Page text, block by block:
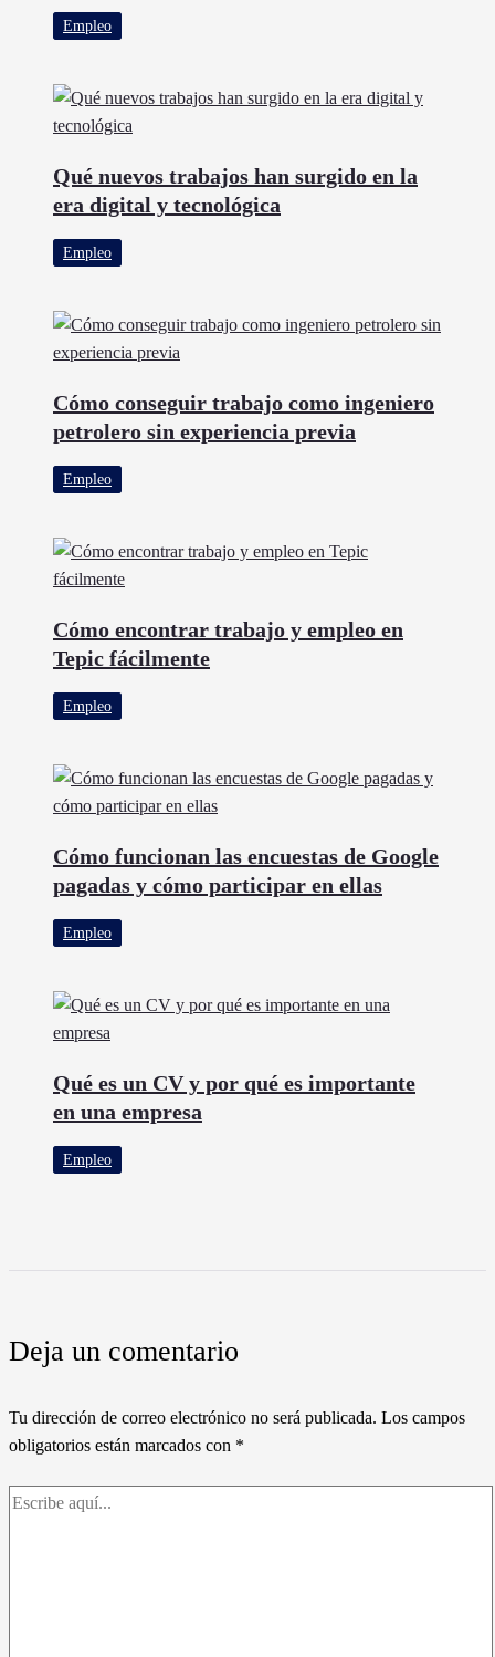
Empleo
Qué nuevos trabajos han surgido en la
era digital y tecnológica
Empleo
Cómo conseguir trabajo como ingeniero
petrolero sin experiencia previa
Empleo
Cómo encontrar trabajo y empleo en
Tepic fácilmente
Empleo
Cómo funcionan las encuestas de Google
pagadas y cómo participar en ellas
Empleo
Qué es un CV y por qué es importante
en una empresa
Empleo
Deja un comentario
Tu dirección de correo electrónico no será publicada. Los campos
obligatorios están marcados con *
Escribe